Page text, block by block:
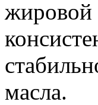
жировой
масла.